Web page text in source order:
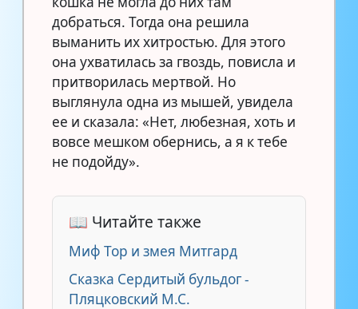
добраться. Тогда она решила
выманить их хитростью. Для этого
она ухватилась за гвоздь, повисла и
притворилась мертвой. Но
выглянула одна из мышей, увидела
ее и сказала: «Нет, любезная, хоть и
вовсе мешком обернись, а я к тебе
не подойду».
📖 Читайте также
Миф Тор и змея Митгард
Сказка Сердитый бульдог -
Пляцковский М.С.